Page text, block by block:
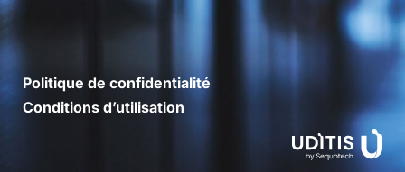
Politique de confidentialité
Conditions d’utilisation